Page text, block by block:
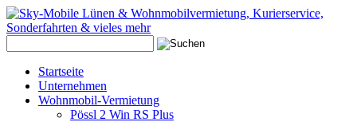
Startseite
Unternehmen
Wohnmobil-Vermietung
Pössl 2 Win RS Plus